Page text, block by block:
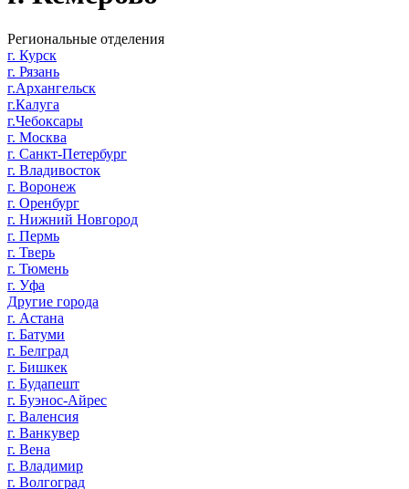
Региональные отделения
г. Курск
г. Рязань
г.Архангельск
г.Калуга
г.Чебоксары
г. Москва
г. Санкт-Петербург
г. Владивосток
г. Воронеж
г. Оренбург
г. Нижний Новгород
г. Пермь
г. Тверь
г. Тюмень
г. Уфа
Другие города
г. Астана
г. Батуми
г. Белград
г. Бишкек
г. Будапешт
г. Буэнос-Айрес
г. Валенсия
г. Ванкувер
г. Вена
г. Владимир
г. Волгоград